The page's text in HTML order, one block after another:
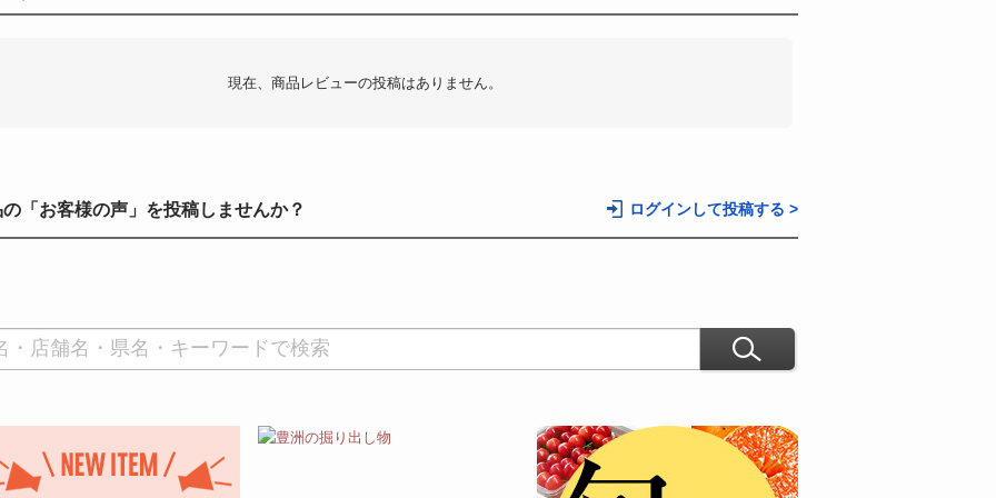
現在、商品レビューの投稿はありません。
「お客様の声」を投稿しませんか？ ログインして投稿する >